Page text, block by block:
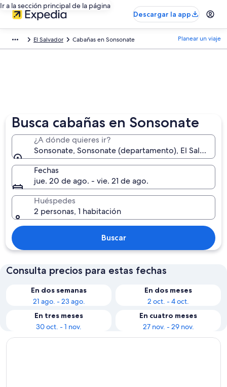
Ir a la sección principal de la página
Descargar la app
El Salvador Cabañas en Sonsonate Planear un viaje
Busca cabañas en Sonsonate
¿A dónde quieres ir?
Sonsonate, Sonsonate (departamento), El Salvador
Fechas
jue. 20 de ago. - vie. 21 de ago.
Huéspedes
2 personas, 1 habitación
Buscar
Consulta precios para estas fechas
En dos semanas
21 ago. - 23 ago.
En dos meses
2 oct. - 4 oct.
En tres meses
30 oct. - 1 nov.
En cuatro meses
27 nov. - 29 nov.